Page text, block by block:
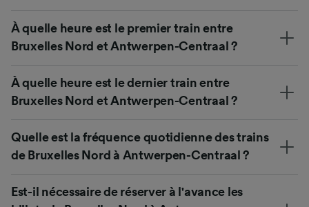
À quelle heure est le premier train entre
Bruxelles Nord et Antwerpen-Centraal ?
À quelle heure est le dernier train entre
Bruxelles Nord et Antwerpen-Centraal ?
Quelle est la fréquence quotidienne des trains
de Bruxelles Nord à Antwerpen-Centraal ?
Est-il nécessaire de réserver à l'avance les